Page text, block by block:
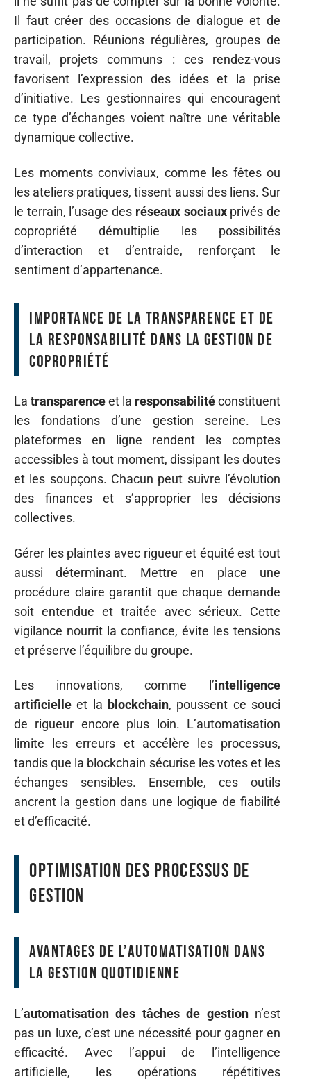
Il faut créer des occasions de dialogue et de
participation. Réunions régulières, groupes de
travail, projets communs : ces rendez-vous
favorisent l’expression des idées et la prise
d’initiative. Les gestionnaires qui encouragent
ce type d’échanges voient naître une véritable
dynamique collective.
Les moments conviviaux, comme les fêtes ou
les ateliers pratiques, tissent aussi des liens. Sur
le terrain, l’usage des réseaux sociauxprivés de
copropriété démultiplie les possibilités
d’interaction et d’entraide, renforçant le
sentiment d’appartenance.
Importance de la transparence et de
la responsabilité dans la gestion de
copropriété
La transparenceet la responsabilitéconstituent
les fondations d’une gestion sereine. Les
plateformes en ligne rendent les comptes
accessibles à tout moment, dissipant les doutes
et les soupçons. Chacun peut suivre l’évolution
des finances et s’approprier les décisions
collectives.
Gérer les plaintes avec rigueur et équité est tout
aussi déterminant. Mettre en place une
procédure claire garantit que chaque demande
soit entendue et traitée avec sérieux. Cette
vigilance nourrit la confiance, évite les tensions
et préserve l’équilibre du groupe.
Les innovations, comme l’intelligence
artificielle et la blockchain, poussent ce souci
de rigueur encore plus loin. L’automatisation
limite les erreurs et accélère les processus,
tandis que la blockchain sécurise les votes et les
échanges sensibles. Ensemble, ces outils
ancrent la gestion dans une logique de fiabilité
et d’efficacité.
Optimisation des processus de
gestion
Avantages de l’automatisation dans
la gestion quotidienne
L’automatisation des tâches de gestionn’est
pas un luxe, c’est une nécessité pour gagner en
efficacité. Avec l’appui de l’intelligence
artificielle, les opérations répétitives